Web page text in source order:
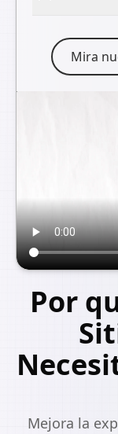
Mira
Por
Mejora la